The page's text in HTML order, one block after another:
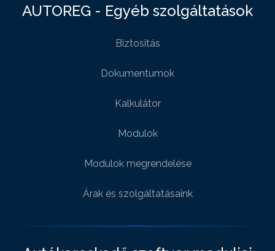
AUTOREG - Egyéb szolgáltatások
Biztositás
Dokumentumok
Kalkulátor
Modulok
Modulok megrendelése
Árak és szolgáltatásaink